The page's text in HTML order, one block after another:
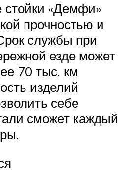
стойки «Демфи»
прочностью и
службы при
езде может
70 тыс. км
изделий
себе
сможет каждый